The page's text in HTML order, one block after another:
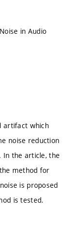
in Audio
artifact which
noise reduction
In the article, the
method for
is proposed
is tested.